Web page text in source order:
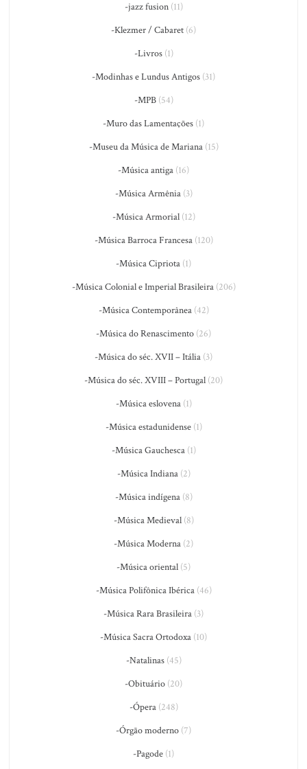
-jazz fusion(11)
-Klezmer / Cabaret (6)
-Livros(1)
-Modinhas e Lundus Antigos (31)
-MPB(54)
-Muro das Lamentações (1)
-Museu da Música de Mariana(15)
-Música antiga (16)
-Música Armênia(3)
-Música Armorial(12)
-Música Barroca Francesa(120)
-Música Cipriota (1)
-Música Colonial e Imperial Brasileira(206)
-Música Contemporânea(42)
-Música do Renascimento (26)
-Música do séc. XVII – Itália (3)
-Música do séc. XVIII – Portugal (20)
-Música eslovena(1)
-Música estadunidense(1)
-Música Gauchesca(1)
-Música Indiana(2)
-Música indígena(8)
-Música Medieval(8)
-Música Moderna (2)
-Música oriental (5)
-Música Polifônica Ibérica(46)
-Música Rara Brasileira (3)
-Música Sacra Ortodoxa (10)
-Natalinas(45)
-Obituário (20)
-Ópera(248)
-Órgão moderno (7)
-Pagode (1)